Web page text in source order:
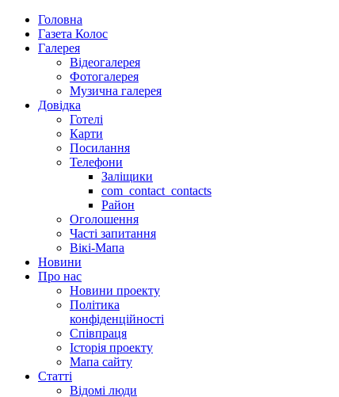
Головна
Газета Колос
Галерея
Відеогалерея
Фотогалерея
Музична галерея
Довідка
Готелі
Карти
Посилання
Телефони
Заліщики
com_contact_contacts
Район
Оголошення
Часті запитання
Вікі-Мапа
Новини
Про нас
Новини проекту
Політика
конфіденційності
Співпраця
Історія проекту
Мапа сайту
Статті
Відомі люди